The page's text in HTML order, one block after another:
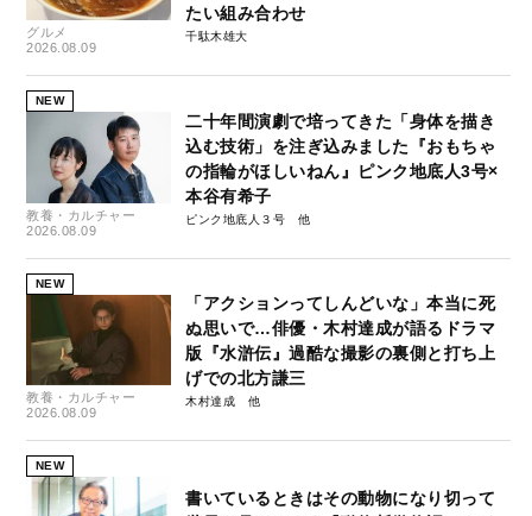
グルメ
2026.08.09
たい組み合わせ
千駄木雄大
NEW
教養・カルチャー
2026.08.09
二十年間演劇で培ってきた「身体を描き
込む技術」を注ぎ込みました『おもちゃ
の指輪がほしいねん』ピンク地底人3号×
本谷有希子
ピンク地底人３号
NEW
教養・カルチャー
2026.08.09
「アクションってしんどいな」本当に死
ぬ思いで…俳優・木村達成が語るドラマ
版『水滸伝』過酷な撮影の裏側と打ち上
げでの北方謙三
木村達成
NEW
書いているときはその動物になり切って